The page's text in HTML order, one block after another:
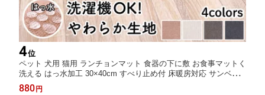
4位
ペット 犬用 猫用 ランチョンマット 食器の下に敷 お食事マットく
洗える はっ水加工 30×40cm すべり止め付 床暖房対応 サンベル
ム PallyPally
880 円